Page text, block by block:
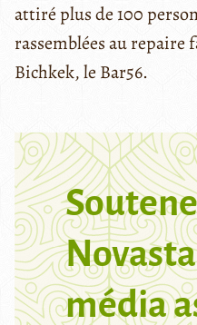
attiré plus de 100
rassemblées au repaire
Bichkek, le Bar56.
média